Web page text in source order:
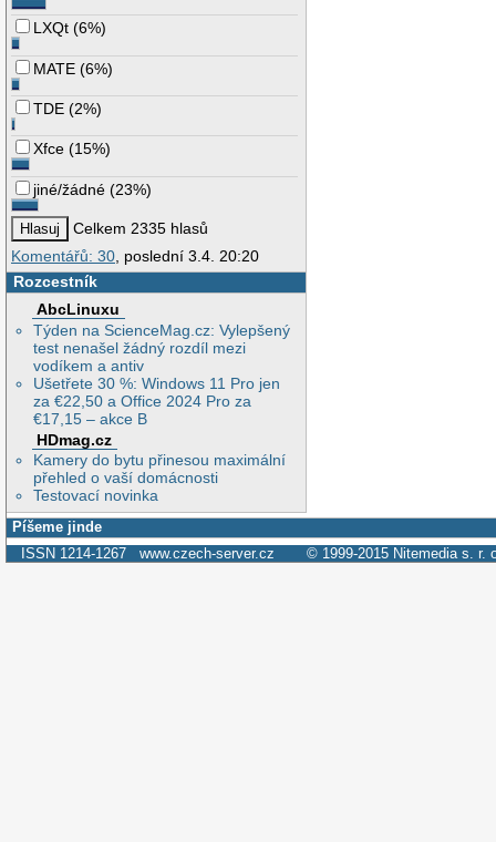
LXQt (6%)
MATE (6%)
TDE (2%)
Xfce (15%)
jiné/žádné (23%)
Celkem 2335 hlasů
Komentářů: 30, poslední 3.4. 20:20
Rozcestník
AbcLinuxu
Týden na ScienceMag.cz: Vylepšený
test nenašel žádný rozdíl mezi
vodíkem a antiv
Ušetřete 30 %: Windows 11 Pro jen
za €22,50 a Office 2024 Pro za
€17,15 – akce B
HDmag.cz
Kamery do bytu přinesou maximální
přehled o vaší domácnosti
Testovací novinka
Píšeme jinde
ISSN 1214-1267 www.czech-server.cz © 1999-2015 Nitemedia s. r.